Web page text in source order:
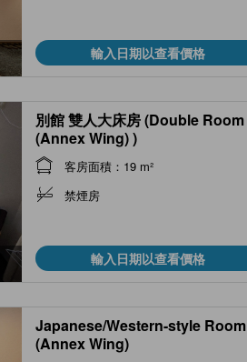
輸入日期以查看價格
別館 雙人大床房 (Double Room
(Annex Wing) )
客房面積：19 m²
禁煙房
輸入日期以查看價格
Japanese/Western-style Room
(Annex Wing)